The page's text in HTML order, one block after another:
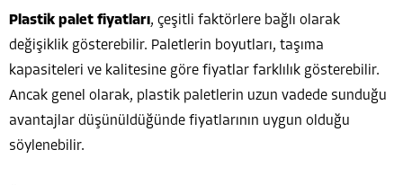
Plastik palet fiyatları, çeşitli faktörlere bağlı olarak
değişiklik gösterebilir. Paletlerin boyutları, taşıma
kapasiteleri ve kalitesine göre fiyatlar farklılık gösterebilir.
Ancak genel olarak, plastik paletlerin uzun vadede sunduğu
avantajlar düşünüldüğünde fiyatlarının uygun olduğu
söylenebilir.